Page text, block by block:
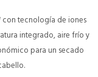
con tecnología de iones
integrado, aire frío y
para un secado